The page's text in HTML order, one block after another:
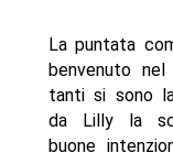
La puntata
benvenuto
tanti si sono
da Lilly la
buone